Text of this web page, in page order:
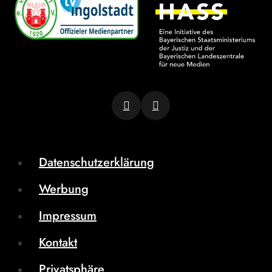
Datenschutzerklärung
Werbung
Impressum
Kontakt